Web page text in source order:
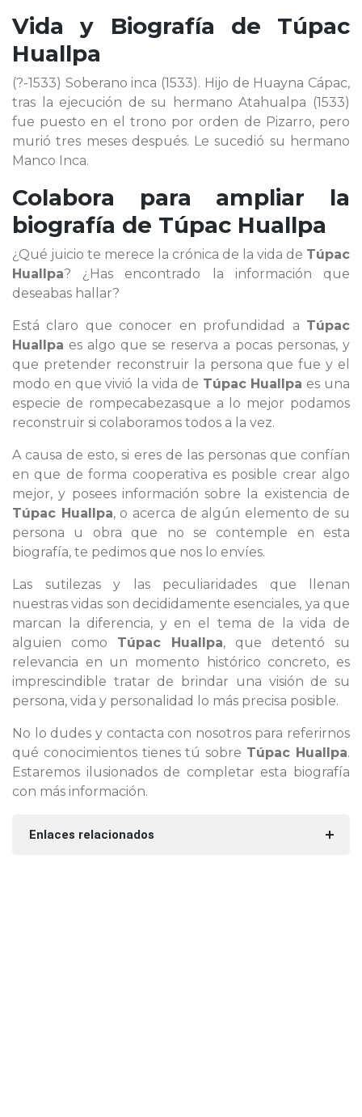
Vida y Biografía de Túpac
Huallpa
(?-1533) Soberano inca (1533). Hijo de Huayna Cápac,
tras la ejecución de su hermano Atahualpa (1533)
fue puesto en el trono por orden de Pizarro, pero
murió tres meses después. Le sucedió su hermano
Manco Inca.
Colabora para ampliar la
biografía de Túpac Huallpa
¿Qué juicio te merece la crónica de la vida de Túpac
Huallpa? ¿Has encontrado la información que
deseabas hallar?
Está claro que conocer en profundidad a Túpac
Huallpa es algo que se reserva a pocas personas, y
que pretender reconstruir la persona que fue y el
modo en que vivió la vida de Túpac Huallpa es una
especie de rompecabezasque a lo mejor podamos
reconstruir si colaboramos todos a la vez.
A causa de esto, si eres de las personas que confían
en que de forma cooperativa es posible crear algo
mejor, y posees información sobre la existencia de
Túpac Huallpa, o acerca de algún elemento de su
persona u obra que no se contemple en esta
biografía, te pedimos que nos lo envíes.
Las sutilezas y las peculiaridades que llenan
nuestras vidas son decididamente esenciales, ya que
marcan la diferencia, y en el tema de la vida de
alguien como Túpac Huallpa, que detentó su
relevancia en un momento histórico concreto, es
imprescindible tratar de brindar una visión de su
persona, vida y personalidad lo más precisa posible.
No lo dudes y contacta con nosotros para referirnos
qué conocimientos tienes tú sobre Túpac Huallpa.
Estaremos ilusionados de completar esta biografía
con más información.
Enlaces relacionados